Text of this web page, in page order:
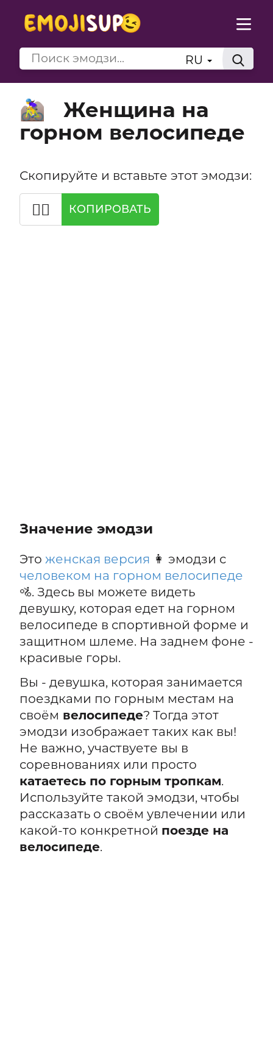
RU
🚵‍♀️
Женщина на
горном велосипеде
Скопируйте и вставьте этот эмодзи:
🚵‍♀️ КОПИРОВАТЬ
Значение эмодзи
Это женская версия 👩 эмодзи с
человеком на горном велосипеде
🚵. Здесь вы можете видеть
девушку, которая едет на горном
велосипеде в спортивной форме и
защитном шлеме. На заднем фоне -
красивые горы.
Вы - девушка, которая занимается
поездками по горным местам на
своём велосипеде? Тогда этот
эмодзи изображает таких как вы!
Не важно, участвуете вы в
соревнованиях или просто
катаетесь по горным тропкам.
Используйте такой эмодзи, чтобы
рассказать о своём увлечении или
какой-то конкретной поезде на
велосипеде.